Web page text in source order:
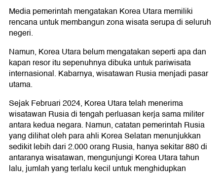
Media pemerintah mengatakan Korea Utara memiliki
rencana untuk membangun zona wisata serupa di seluruh
negeri.
Namun, Korea Utara belum mengatakan seperti apa dan
kapan resor itu sepenuhnya dibuka untuk pariwisata
internasional. Kabarnya, wisatawan Rusia menjadi pasar
utama.
Sejak Februari 2024, Korea Utara telah menerima
wisatawan Rusia di tengah perluasan kerja sama militer
antara kedua negara. Namun, catatan pemerintah Rusia
yang dilihat oleh para ahli Korea Selatan menunjukkan
sedikit lebih dari 2.000 orang Rusia, hanya sekitar 880 di
antaranya wisatawan, mengunjungi Korea Utara tahun
lalu, jumlah yang terlalu kecil untuk menghidupkan